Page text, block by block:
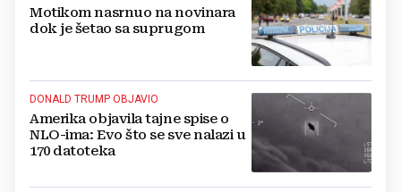
Motikom nasrnuo na novinara
dok je šetao sa suprugom
DONALD TRUMP OBJAVIO
Amerika objavila tajne spise o
NLO-ima: Evo što se sve nalazi u
170 datoteka